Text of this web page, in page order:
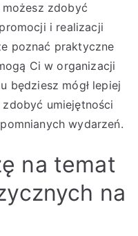
możesz zdobyć
i realizacji
poznać praktyczne
Ci w organizacji
będziesz mógł lepiej
umiejętności
wydarzeń.
na temat
na